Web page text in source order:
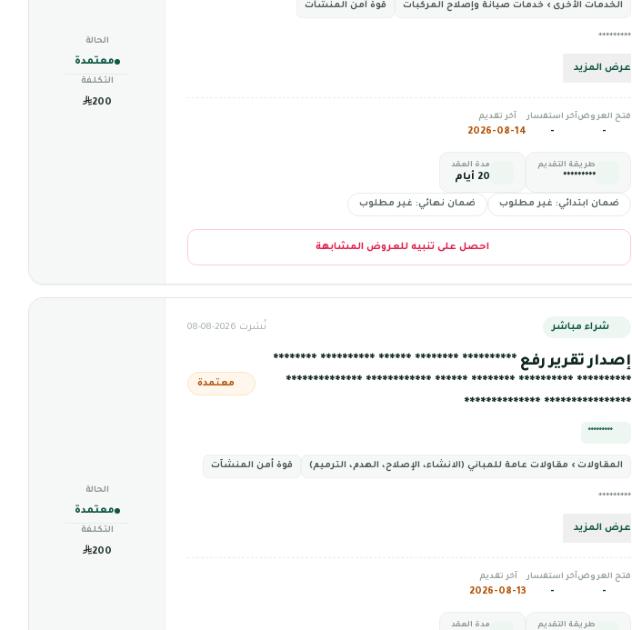
الخدمات الأخرى › خدمات صيانة وإصلاح المركبات قوة أمن المنشآت
*********
عرض المزيد
فتح العروض
-
آخر استفسار
-
آخر تقديم
2026-08-14
طريقة التقديم
*********
مدة العقد
20 أيام
ضمان ابتدائي: غير مطلوب ضمان نهائي: غير مطلوب
احصل على تنبيه للعروض المشابهة
الحالة
معتمدة
التكلفة
200
شراء مباشر نُشرت 2026-08-08
إصدار تقرير رفع ********** ******** ****** ********** ********
********** ********** ******** ****** ************ **************
**************** **************
معتمدة
*********
المقاولات › مقاولات عامة للمباني (الانشاء، الإصلاح، الهدم، الترميم) قوة أمن المنشآت
*********
عرض المزيد
فتح العروض
-
آخر استفسار
-
آخر تقديم
2026-08-13
طريقة التقديم مدة العقد
الحالة
معتمدة
التكلفة
200